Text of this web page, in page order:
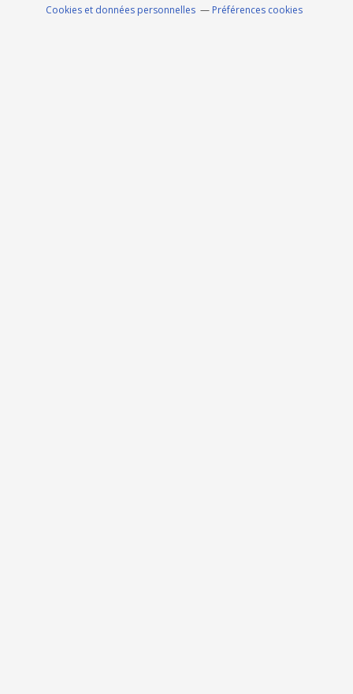
Cookies et données personnelles Préférences cookies